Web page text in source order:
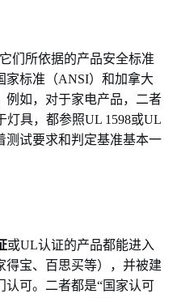
们所依据的产品安全标准
标准（ANSI）和加拿大
例如，对于家电产品，二者
灯具，都参照UL 1598或UL
测试要求和判定基准基本一
或UL认证的产品都能进入
得宝、百思买等），并被建
认可。二者都是“国家认可